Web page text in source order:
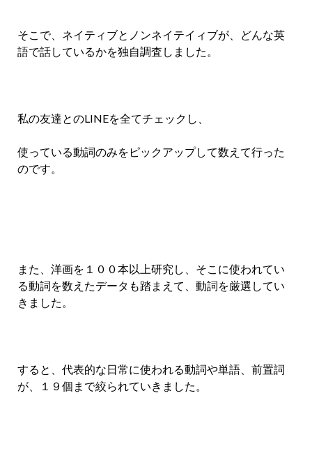
そこで、ネイティブとノンネイテイィブが、どんな英
語で話しているかを独自調査しました。
私の友達とのLINEを全てチェックし、
使っている動詞のみをピックアップして数えて行った
のです。
また、洋画を１００本以上研究し、そこに使われてい
る動詞を数えたデータも踏まえて、動詞を厳選してい
きました。
すると、代表的な日常に使われる動詞や単語、前置詞
が、１９個まで絞られていきました。